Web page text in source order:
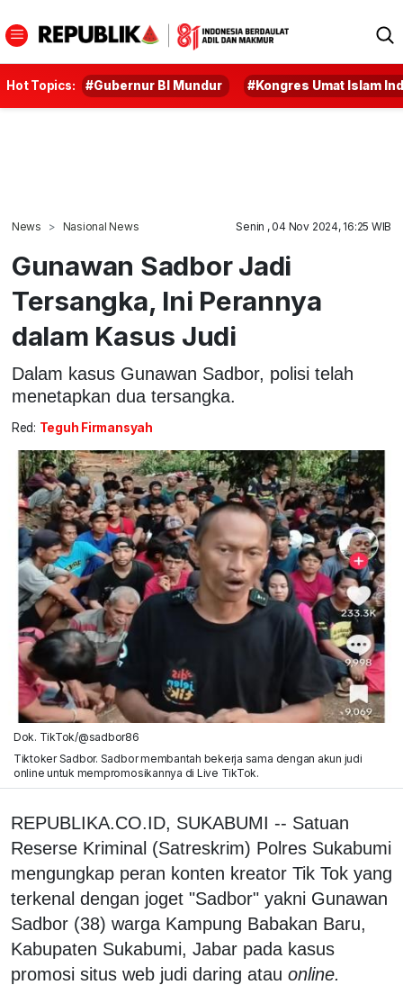
Hot Topics: #Gubernur BI Mundur #Kongres Umat Islam
News Nasional News Senin , 04 Nov 2024, 16:25 WIB
Gunawan Sadbor Jadi
Tersangka, Ini Perannya
dalam Kasus Judi
Dalam kasus Gunawan Sadbor, polisi telah
menetapkan dua tersangka.
Red: Teguh Firmansyah
Dok. TikTok/@sadbor86
Tiktoker Sadbor. Sadbor membantah bekerja sama dengan akun judi
online untuk mempromosikannya di Live TikTok.
REPUBLIKA.CO.ID, SUKABUMI -- Satuan
Reserse Kriminal (Satreskrim) Polres Sukabumi
mengungkap peran konten kreator Tik Tok yang
terkenal dengan joget "Sadbor" yakni Gunawan
Sadbor (38) warga Kampung Babakan Baru,
Kabupaten Sukabumi, Jabar pada kasus
promosi situs web judi daring atau online.